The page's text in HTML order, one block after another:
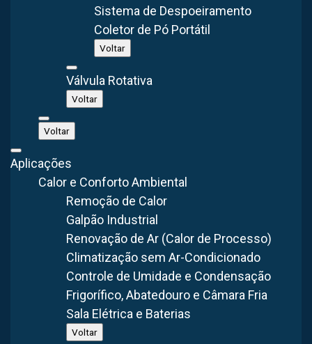
Sistema de Despoeiramento
Coletor de Pó Portátil
Voltar
Válvula Rotativa
Voltar
Voltar
Aplicações
Calor e Conforto Ambiental
Remoção de Calor
Galpão Industrial
Renovação de Ar (Calor de Processo)
Climatização sem Ar-Condicionado
Controle de Umidade e Condensação
Frigorífico, Abatedouro e Câmara Fria
Sala Elétrica e Baterias
Voltar
VER LINHA
baixar a temperatura e renovar o ar em galpões,
linhas de produção e postos de trabalho
quentes.
VER LINHA